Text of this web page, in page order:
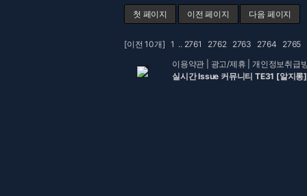
첫 페이지 이전 페이지 다음 페이지
[이전 10개] 1 ..2761 2762 2763 2764 2765
이용약관
광고/제휴 |개인정보취급
실시간 Issue 커뮤니티 TE31 [알지